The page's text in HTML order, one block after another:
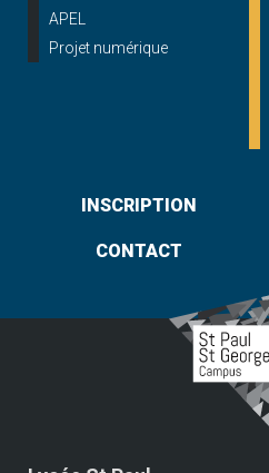
APEL
Projet numérique
INSCRIPTION
CONTACT